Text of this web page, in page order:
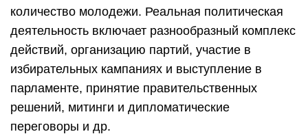
количество молодежи. Реальная политическая
деятельность включает разнообразный комплекс
действий, организацию партий, участие в
избирательных кампаниях и выступление в
парламенте, принятие правительственных
решений, митинги и дипломатические
переговоры и др.